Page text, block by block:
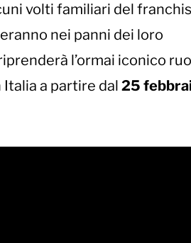
volti familiari del
nei panni dei loro
l’ormai iconico
a partire dal 25